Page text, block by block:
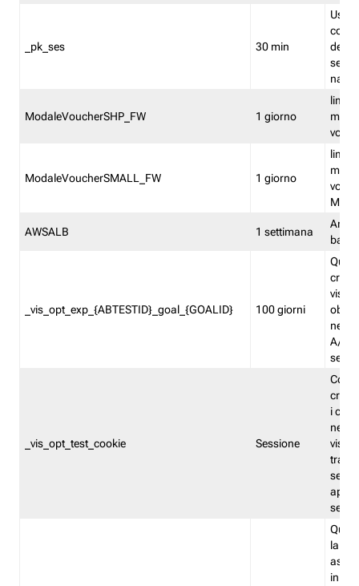
_pk_ses 30 min
ModaleVoucherSHP_FW 1 giorno
ModaleVoucherSMALL_FW 1 giorno
AWSALB 1 settimana
_vis_opt_exp_{ABTESTID}_goal_{GOALID} 100 giorni
nel
A/B.
_vis_opt_test_cookie Sessione
i
nel
la
in